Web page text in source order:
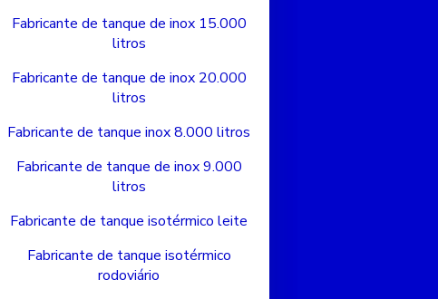
Fabricante de tanque de inox 15.000
litros
Fabricante de tanque de inox 20.000
litros
Fabricante de tanque inox 8.000 litros
Fabricante de tanque de inox 9.000
litros
Fabricante de tanque isotérmico leite
Fabricante de tanque isotérmico
rodoviário